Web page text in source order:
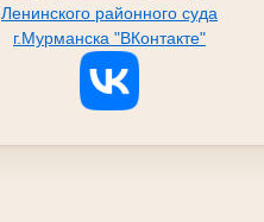
Ленинского районного суда
г.Мурманска "ВКонтакте"